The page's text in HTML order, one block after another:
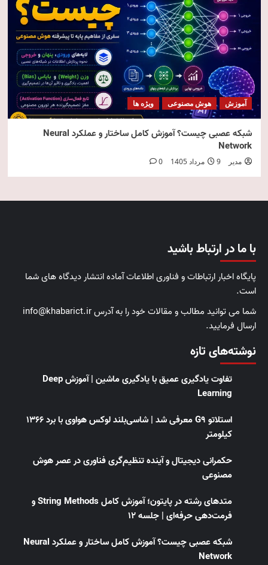
آموزش هوش مصنوعی ویژه ها
شبکه عصبی چیست؟ آموزش کامل ساختار و عملکرد Neural
Network
مدیر 9 مرداد 1405 0
با ما در ارتباط باشید
پایگاه اخبار ارتباطات و فناوری اطلاعات آماده انتشار دیدگاه های شما
است.
شما می توانید مطالب و مقالات خود را به آدرس info@khabarict.ir
ارسال فرمایید.
نوشته‌های تازه
تفاوت یادگیری عمیق با یادگیری ماشین | آموزش Deep
Learning
استلاتو G9 معرفی شد | شاسی‌بلند لوکس هواوی با برد ۱۳۶۶
کیلومتر
حکمرانی دیجیتال و آینده تنظیم‌گری فناوری در عصر هوش
مصنوعی
متدهای رشته در پایتون؛ آموزش کامل String Methods و
فرمت‌دهی حرفه‌ای | جلسه ۱۲
شبکه عصبی چیست؟ آموزش کامل ساختار و عملکرد Neural
Network